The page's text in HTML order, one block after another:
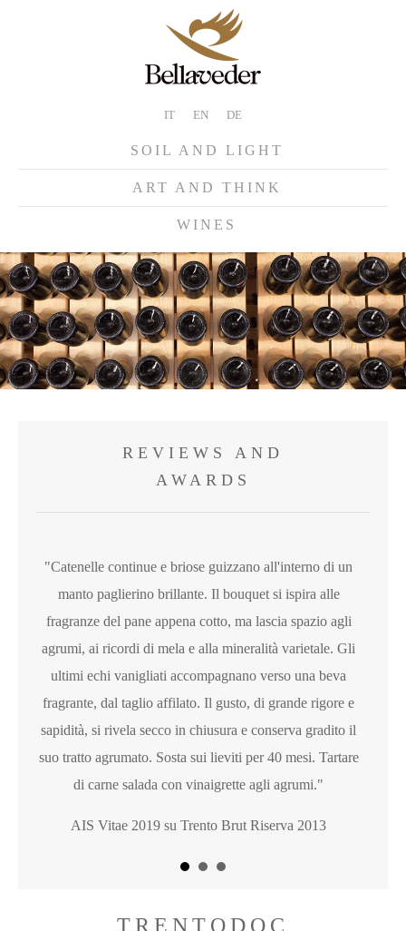
IT EN DE
SOIL AND LIGHT
ART AND THINK
WINES
REVIEWS AND
AWARDS
"Catenelle continue e briose guizzano all'interno di un
manto paglierino brillante. Il bouquet si ispira alle
fragranze del pane appena cotto, ma lascia spazio agli
agrumi, ai ricordi di mela e alla mineralità varietale. Gli
ultimi echi vanigliati accompagnano verso una beva
fragrante, dal taglio affilato. Il gusto, di grande rigore e
sapidità, si rivela secco in chiusura e conserva gradito il
suo tratto agrumato. Sosta sui lieviti per 40 mesi. Tartare
di carne salada con vinaigrette agli agrumi."
AIS Vitae 2019 su Trento Brut Riserva 2013
TRENTODOC